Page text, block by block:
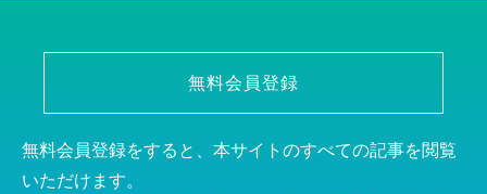
無料会員登録
無料会員登録をすると、本サイトのすべての記事を閲覧
いただけます。